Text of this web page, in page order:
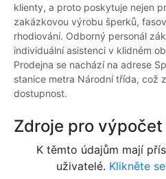
klienty, a proto poskytuje nejen
zakázkovou výrobu šperků,
rhodiování. Odborný personál
individuální asistenci v klidném
Prodejna se nachází na adrese
stanice metra Národní třída, což
dostupnost.
Zdroje pro
K těmto údajům mají
uživatelé. Klikněte